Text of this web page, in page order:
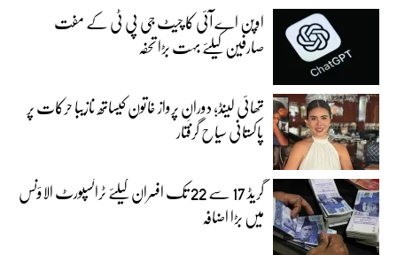
اوپن اے آئی کا چیٹ جی پی ٹی کے مفت
صارفین کیلئے بہت بڑا تحفہ
تھائی لینڈ؛ دورانِ پرواز خاتون کیساتھ نازیبا حرکات پر
پاکستانی سیاح گرفتار
گریڈ 17 سے 22 تک افسران کیلئے ٹرانسپورٹ الاؤنس
میں بڑا اضافہ